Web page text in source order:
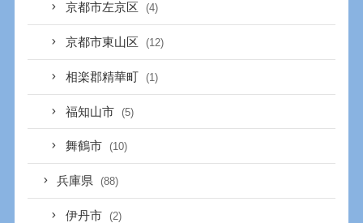
京都市左京区 (4)
京都市東山区 (12)
相楽郡精華町 (1)
福知山市 (5)
舞鶴市 (10)
兵庫県 (88)
伊丹市 (2)